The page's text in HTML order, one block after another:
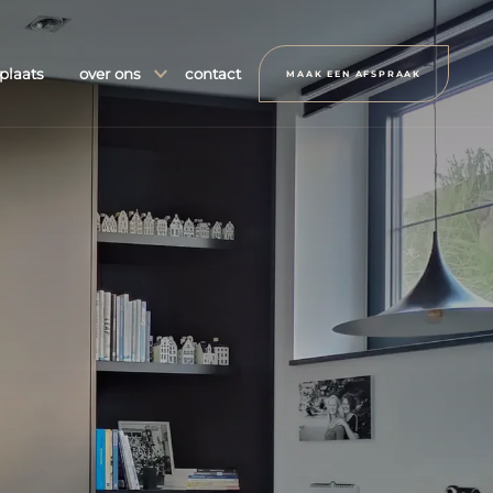
over ons contact MAAK EEN AFSPRAAK